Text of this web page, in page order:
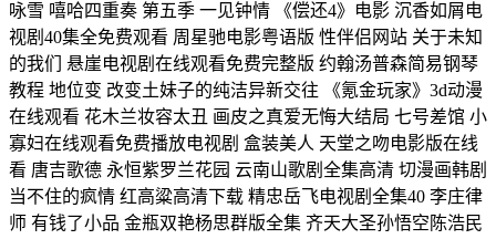
咏雪 嘻哈四重奏 第五季 一见钟情 《偿还4》电影 沉香如屑电
视剧40集全免费观看 周星驰电影粤语版 性伴侣网站 关于未知
的我们 悬崖电视剧在线观看免费完整版 约翰汤普森简易钢琴
教程 地位变 改变土妹子的纯洁异新交往 《氪金玩家》3d动漫
在线观看 花木兰妆容太丑 画皮之真爱无悔大结局 七号差馆 小
寡妇在线观看免费播放电视剧 盒装美人 天堂之吻电影版在线
看 唐吉歌德 永恒紫罗兰花园 云南山歌剧全集高清 切漫画韩剧
当不住的疯情 红高粱高清下载 精忠岳飞电视剧全集40 李庄律
师 有钱了小品 金瓶双艳杨思群版全集 齐天大圣孙悟空陈浩民